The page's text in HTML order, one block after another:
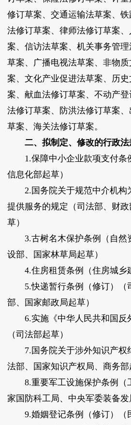
修订草案、交通运输法草案、
法修订草案、律师法修订草案
案、信访法草案、机关事务管
草案、广播电视法草案、非物
案、文化产业促进法草案、历
案、献血法修订草案、不动产
法修订草案、防洪法修订草案
草案、海关法修订草案。
二、拟制定、修改的行政法
1.保障中小企业款项支付条
信息化部起草）
2.国务院关于规范中介机构
提供服务的规定（司法部、财
草）
3.古树名木保护条例（自然
设部、国家林草局起草）
4.住房租赁条例（住房城乡
5.快递暂行条例（修订）（
部、国家邮政局起草）
6.实施《中华人民共和国反
（司法部起草）
7.国务院关于涉外知识产权
法部、国家知识产权局、商务部
8.重要军工设施保护条例（
家国防科工局、中央军委装备发
9.婚姻登记条例（修订）（